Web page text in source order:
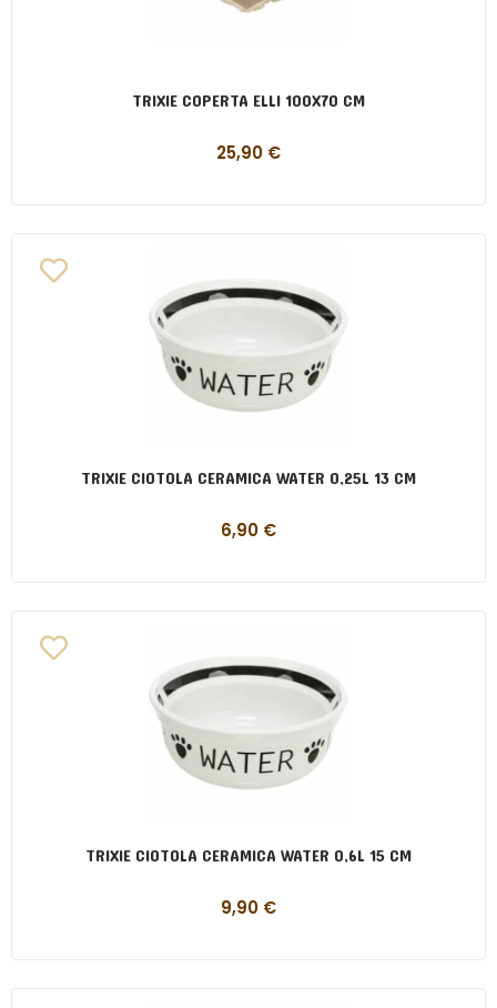
TRIXIE COPERTA ELLI 100X70 CM
25,90 €
TRIXIE CIOTOLA CERAMICA WATER 0,25L 13 CM
6,90 €
TRIXIE CIOTOLA CERAMICA WATER 0,6L 15 CM
9,90 €